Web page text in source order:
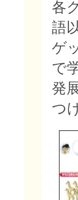
各
語
ゲ
で
発
つ